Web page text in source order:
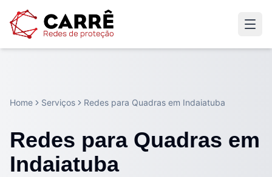
Home Serviços Redes para Quadras em Indaiatuba
Redes para Quadras em
Indaiatuba